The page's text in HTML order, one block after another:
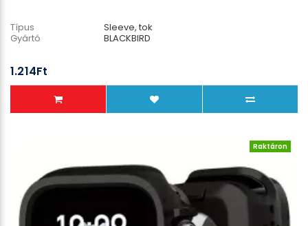
Típus
Sleeve, tok
Gyártó
BLACKBIRD
1.214Ft
Raktáron